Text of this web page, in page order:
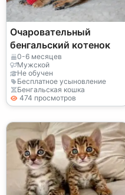
Очаровательный
бенгальский котенок
0-6 месяцев
Мужской
Не обучен
Бесплатное усыновление
Бенгальская кошка
474 просмотров